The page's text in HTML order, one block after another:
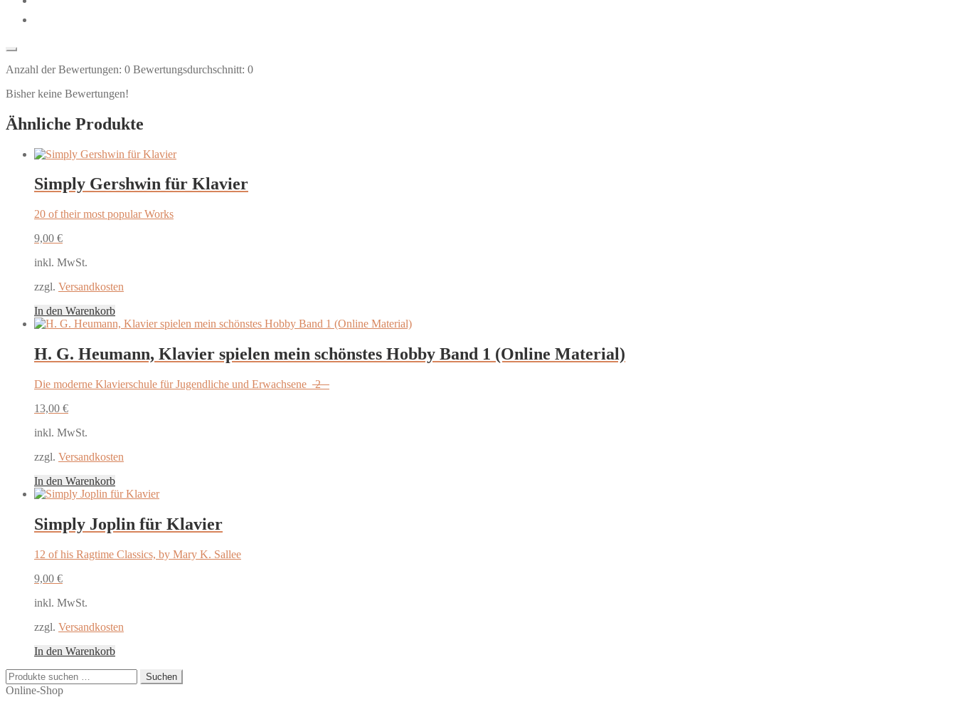
Anzahl der Bewertungen: 0 Bewertungsdurchschnitt: 0
Bisher keine Bewertungen!
Ähnliche Produkte
Simply Gershwin für Klavier
20 of their most popular Works
9,00 €
inkl. MwSt.
zzgl. Versandkosten
In den Warenkorb
H. G. Heumann, Klavier spielen mein schönstes Hobby Band 1 (Online Material)
Die moderne Klavierschule für Jugendliche und Erwachsene 2
13,00 €
inkl. MwSt.
zzgl. Versandkosten
In den Warenkorb
Simply Joplin für Klavier
12 of his Ragtime Classics, by Mary K. Sallee
9,00 €
inkl. MwSt.
zzgl. Versandkosten
In den Warenkorb
Suchen
nach:
Suchen
Online-Shop